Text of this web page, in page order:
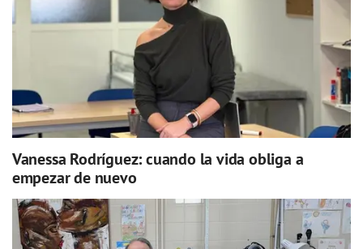
Vanessa Rodríguez: cuando la vida obliga a
empezar de nuevo